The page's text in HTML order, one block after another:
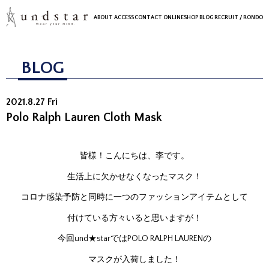
ABOUT ACCESSCONTACT ONLINESHOP BLOG RECRUIT / RONDO
BLOG
2021.8.27 Fri
Polo Ralph Lauren Cloth Mask
皆様！こんにちは、李です。
生活上に欠かせなくなったマスク！
コロナ感染予防と同時に一つのファッションアイテムとして
付けている方々いると思いますが！
今回und★starではPOLO RALPH LAURENの
マスクが入荷しました！